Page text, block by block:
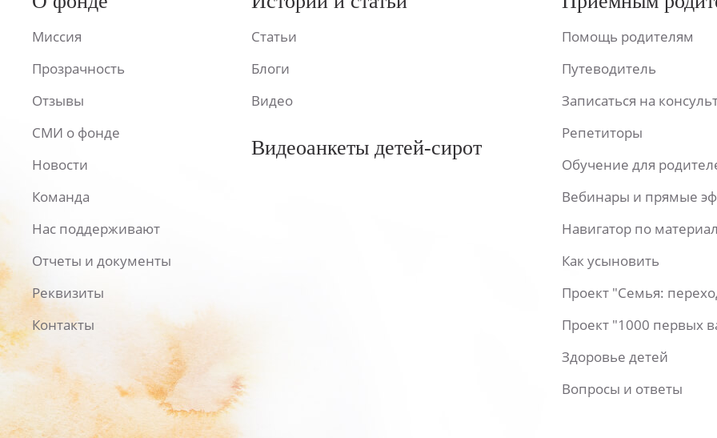
Миссия
Прозрачность
Отзывы
СМИ о фонде
Новости
Команда
Нас поддерживают
Отчеты и документы
Реквизиты
Контакты
Статьи
Блоги
Видео
Видеоанкеты детей-сирот
Помощь родителям
Путеводитель
Записаться на
Репетиторы
Обучение для
Вебинары и прямые
Навигатор по
Как усыновить
Проект "Семья:
Проект "1000 первых
Здоровье детей
Вопросы и ответы